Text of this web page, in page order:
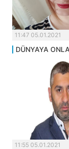
11:47 05.01.2021
DÜNYAYA
11:55 05.01.2021